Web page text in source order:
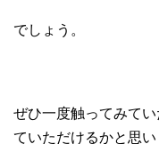
でしょう。
ぜひ一度触ってみて
ていただけるかと思い